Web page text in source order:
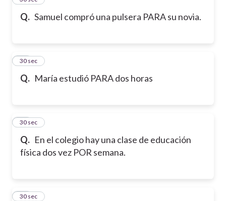
Q. Samuel compró una pulsera PARA su novia.
Q. María estudió PARA dos horas
16
30 sec
Q. En el colegio hay una clase de educación
física dos vez POR semana.
17
30 sec
18
30 sec